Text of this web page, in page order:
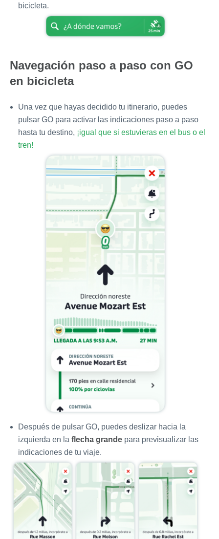
bicicleta.
Navegación paso a paso con GO
en bicicleta
Una vez que hayas decidido tu itinerario, puedes
pulsar GO para activar las indicaciones paso a paso
hasta tu destino, ¡igual que si estuvieras en el bus o el
tren!
Después de pulsar GO, puedes deslizar hacia la
izquierda en la flecha grande para previsualizar las
indicaciones de tu viaje.